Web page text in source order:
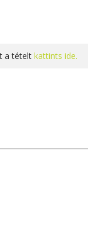
a tételt kattints ide.